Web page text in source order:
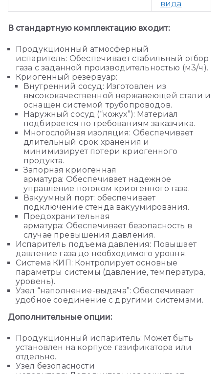
вида
В стандартную комплектацию входит:
Продукционный атмосферный
испаритель: Обеспечивает стабильный отбор
газа с заданной производительностью (м3/ч).
Криогенный резервуар:
Внутренний сосуд: Изготовлен из
высококачественной нержавеющей стали и
оснащен системой трубопроводов.
Наружный сосуд (“кожух”): Материал
подбирается по требованиям заказчика.
Многослойная изоляция: Обеспечивает
длительный срок хранения и
минимизирует потери криогенного
продукта.
Запорная криогенная
арматура: Обеспечивает надежное
управление потоком криогенного газа.
Вакуумный порт: обеспечивает
подключение стенда вакуумирования.
Предохранительная
арматура: Обеспечивает безопасность в
случае превышения давления.
Испаритель подъема давления: Повышает
давление газа до необходимого уровня.
Система КИП: Контролирует основные
параметры системы (давление, температура,
уровень).
Узел “наполнение-выдача”: Обеспечивает
удобное соединение с другими системами.
Дополнительные опции:
Продукционный испаритель: Может быть
установлен на корпусе газификатора или
отдельно.
Узел безопасности